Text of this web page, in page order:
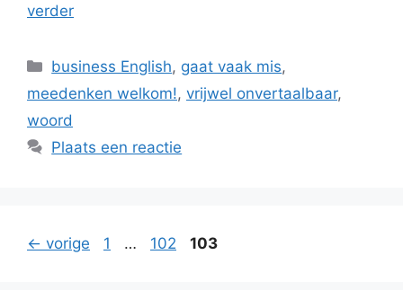
verder
Categorieën
business English, gaat vaak mis,
meedenken welkom!, vrijwel onvertaalbaar,
woord
Plaats een reactie
← vorige Pagina
1 … Pagina
102 Pagina
103